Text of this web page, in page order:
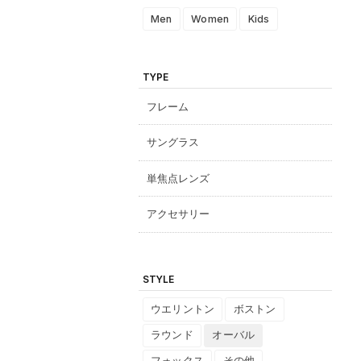
Men Women Kids
TYPE
フレーム
サングラス
単焦点レンズ
アクセサリー
STYLE
ウエリントン ボストン
ラウンド オーバル